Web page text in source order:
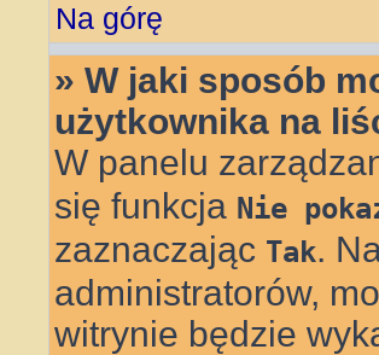
Na górę
» W jaki sposób
użytkownika na
W panelu
się funkcja Nie
zaznaczając Tak.
administratorów,
witrynie będzie